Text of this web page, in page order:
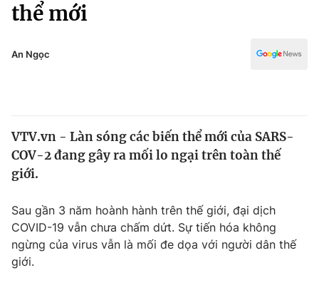
Xã hội
Pháp luật
Thế giới
Tin tức
Câu chuyện quốc tế
Kinh tế
Tài chính
Thị trường
Góc doanh nghiệp
Dữ liệu và đời sống
Truyền hình
Văn hóa - Giải trí
thể mới
An Ngọc
VTV.vn - Làn sóng các biến thể mới của SARS-
COV-2 đang gây ra mối lo ngại trên toàn thế
giới.
Sau gần 3 năm hoành hành trên thế giới, đại dịch
COVID-19 vẫn chưa chấm dứt. Sự tiến hóa không
ngừng của virus vẫn là mối đe dọa với người dân thế
giới.